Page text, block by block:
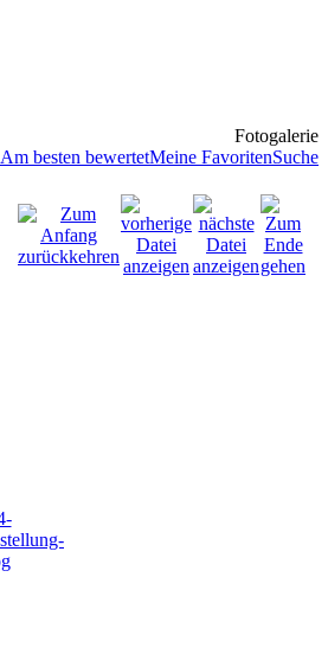
Fotogalerie
Am besten bewertetMeine FavoritenSuche